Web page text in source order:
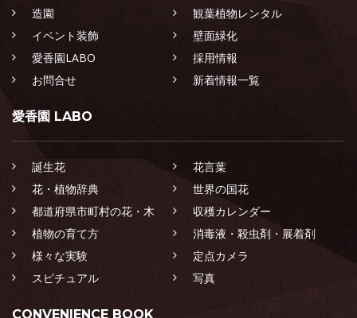
造園
観葉植物レンタル
イベント装飾
壁面緑化
愛香園LABO
採用情報
お問合せ
新着情報一覧
愛香園 LABO
誕生花
花言葉
花・植物辞典
世界の国花
都道府県市町村の花・木
収穫カレンダー
植物の育て方
消毒液・殺虫剤・展着剤
様々な実験
定点カメラ
スピチュアル
写真
CONVENIENCE BOOK